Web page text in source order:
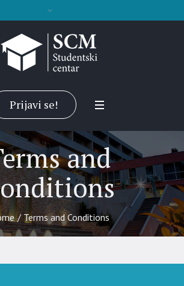
Prijavi se!
and
/Terms and Conditions